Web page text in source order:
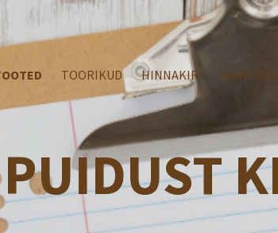
TOORIKUD HINNAKIRI KOHE
PUIDUST